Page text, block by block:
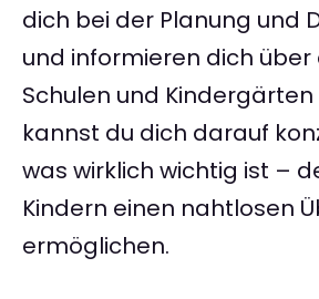
dich bei der Planung und
und informieren dich
Schulen und Kindergärten
kannst du dich darauf
was wirklich wichtig ist –
Kindern einen nahtlosen
ermöglichen.